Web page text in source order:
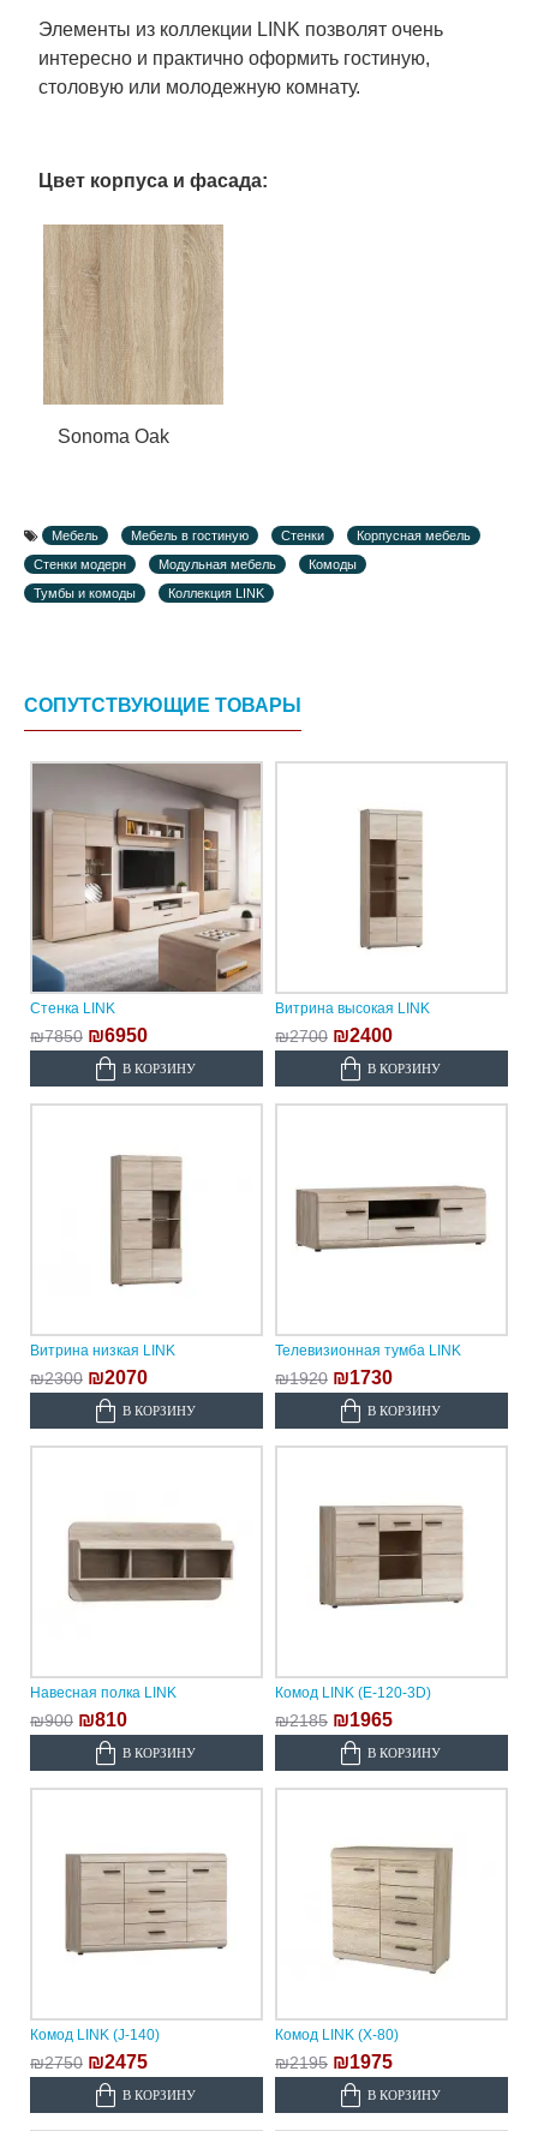
Элементы из коллекции LINK позволят очень
интересно и практично оформить гостиную,
столовую или молодежную комнату.
Цвет корпуса и фасада:
Sonoma Oak
Мебель Мебель в гостиную Стенки
Корпусная мебель
Стенки модерн
Модульная мебель
Комоды
Тумбы и комоды
Коллекция LINK
СОПУТСТВУЮЩИЕ ТОВАРЫ
Стенка LINK
₪7850 ₪6950
В КОРЗИНУ
Витрина высокая LINK
₪2700 ₪2400
В КОРЗИНУ
Витрина низкая LINK
₪2300 ₪2070
В КОРЗИНУ
Телевизионная тумба LINK
₪1920 ₪1730
В КОРЗИНУ
Навесная полка LINK
₪900 ₪810
В КОРЗИНУ
Комод LINK (E-120-3D)
₪2185 ₪1965
В КОРЗИНУ
Комод LINK (J-140)
₪2750 ₪2475
В КОРЗИНУ
Комод LINK (X-80)
₪2195 ₪1975
В КОРЗИНУ